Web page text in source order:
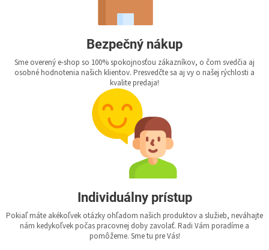
Bezpečný nákup
Sme overený e-shop so 100% spokojnosťou zákazníkov, o čom svedčia aj
osobné hodnotenia našich klientov. Presvedčte sa aj vy o našej rýchlosti a
kvalite predaja!
Individuálny prístup
Pokiaľ máte akékoľvek otázky ohľadom našich produktov a služieb, neváhajte
nám kedykoľvek počas pracovnej doby zavolať. Radi Vám poradíme a
pomôžeme. Sme tu pre Vás!